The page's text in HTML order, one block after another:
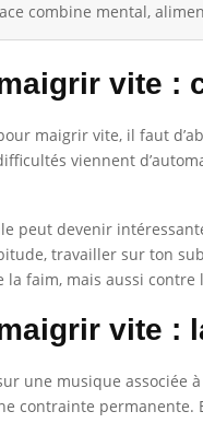
combine mental,
vite :
maigrir vite, il faut
viennent
peut devenir
travailler sur ton
faim, mais aussi
vite :
une musique associée
contrainte